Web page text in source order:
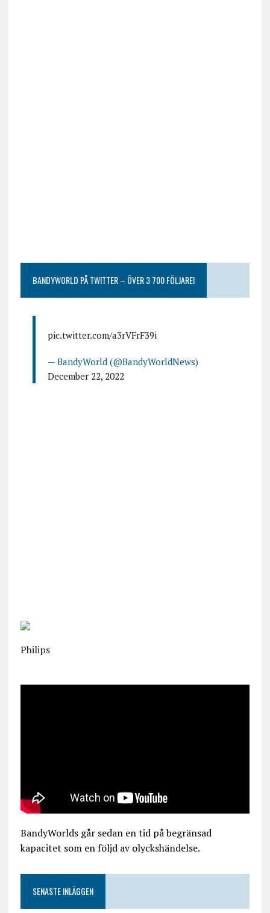
BANDYWORLD PÅ TWITTER – ÖVER 3 700 FÖLJARE!
pic.twitter.com/a3rVFrF39i
— BandyWorld (@BandyWorldNews)
December 22, 2022
Philips
BandyWorlds går sedan en tid på begränsad
kapacitet som en följd av olyckshändelse.
SENASTE INLÄGGEN